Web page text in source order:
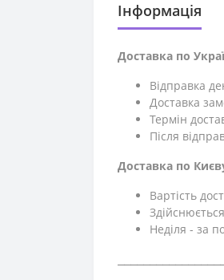
Iнформація
Доставка по
Відправка
Доставка
Термін
Після
Доставка по
Вартість
Неділя - за